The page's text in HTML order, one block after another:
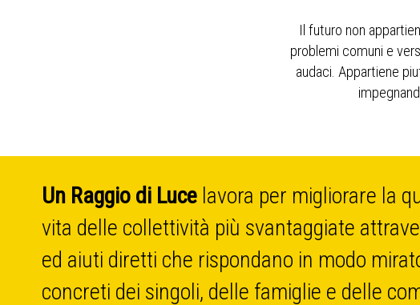
Il futuro non
problemi comuni e
audaci. Appartiene
Un Raggio di Luce lavora per migliorare la
vita delle collettività più svantaggiate
ed aiuti diretti che rispondano in modo
concreti dei singoli, delle famiglie e delle